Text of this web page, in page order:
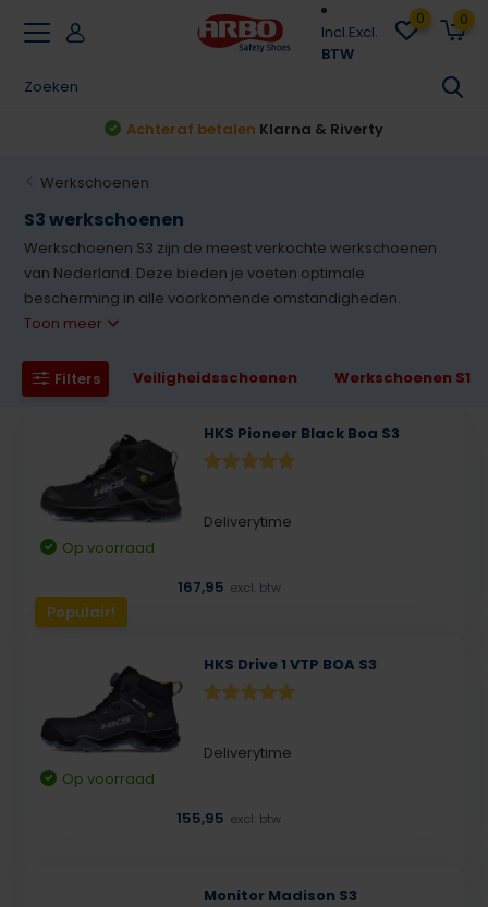
Incl.Excl.
BTW
0 0
Achteraf betalen Klarna & Riverty
Werkschoenen
S3 werkschoenen
Werkschoenen S3 zijn de meest verkochte werkschoenen
van Nederland. Deze bieden je voeten optimale
bescherming in alle voorkomende omstandigheden.
Toon meer
Filters Veiligheidsschoenen Werkschoenen S1
Populair!
HKS Pioneer Black Boa S3
Deliverytime
Op voorraad
167,95 excl. btw
HKS Drive 1 VTP BOA S3
Deliverytime
Op voorraad
155,95 excl. btw
Monitor Madison S3